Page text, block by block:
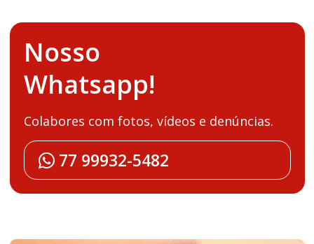
Nosso
Whatsapp!
Colabores com fotos, vídeos e denúncias.
77 99932-5482